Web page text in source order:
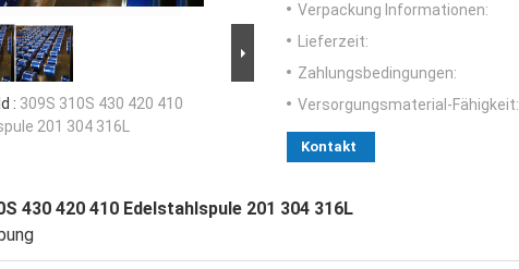
: 309S 310S 430 420 410
201 304 316L
Verpackung Informationen:
Lieferzeit:
Zahlungsbedingungen:
Versorgungsmaterial-Fähigkeit:
Kontakt
430 420 410 Edelstahlspule 201 304 316L